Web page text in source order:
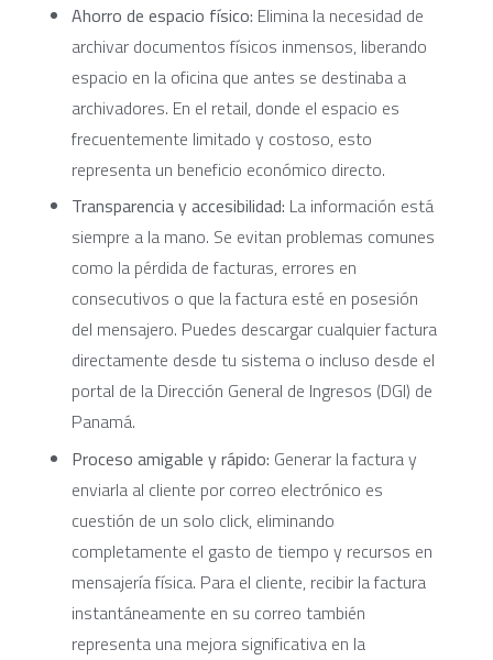
Ahorro de espacio físico: Elimina la necesidad de
archivar documentos físicos inmensos, liberando
espacio en la oficina que antes se destinaba a
archivadores. En el retail, donde el espacio es
frecuentemente limitado y costoso, esto
representa un beneficio económico directo.
Transparencia y accesibilidad: La información está
siempre a la mano. Se evitan problemas comunes
como la pérdida de facturas, errores en
consecutivos o que la factura esté en posesión
del mensajero. Puedes descargar cualquier factura
directamente desde tu sistema o incluso desde el
portal de la Dirección General de Ingresos (DGI) de
Panamá.
Proceso amigable y rápido: Generar la factura y
enviarla al cliente por correo electrónico es
cuestión de un solo click, eliminando
completamente el gasto de tiempo y recursos en
mensajería física. Para el cliente, recibir la factura
instantáneamente en su correo también
representa una mejora significativa en la